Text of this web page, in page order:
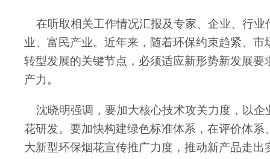
在听取相关工作情况汇报及专家、企业、行业
业、富民产业。近年来，随着环保约束趋紧、
转型发展的关键节点，必须适应新形势新发展
产力。
沈晓明强调，要加大核心技术攻关力度，以企
花研发。要加快构建绿色标准体系，在评价体
大新型环保烟花宣传推广力度，推动新产品走